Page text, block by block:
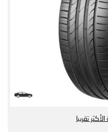
تقريبا